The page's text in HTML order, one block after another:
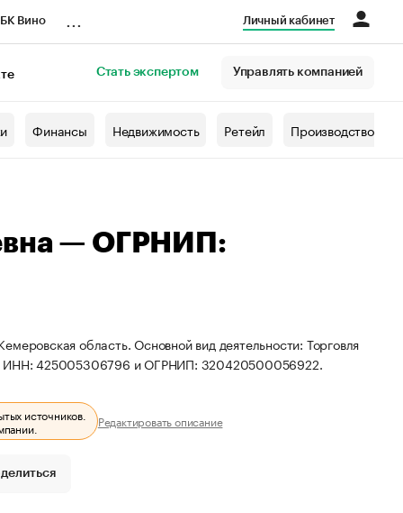
Вино Личный кабинет
Стать экспертом Управлять компанией
Финансы Недвижимость Ретейл Производство
— ОГРНИП:
область. Основной вид деятельности: Торговля
ИНН: 425005306796 и ОГРНИП: 320420500056922.
источников.
Редактировать описание